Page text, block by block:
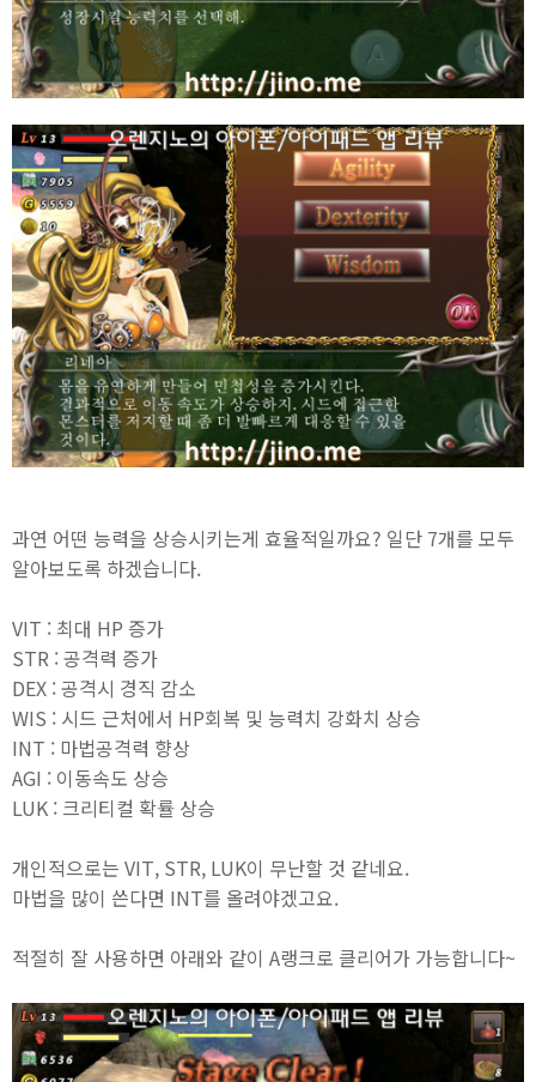
과연 어떤 능력을 상승시키는게 효율적일까요? 일단 7개를 모두
알아보도록 하겠습니다.
VIT : 최대 HP 증가
STR : 공격력 증가
DEX : 공격시 경직 감소
WIS : 시드 근처에서 HP회복 및 능력치 강화치 상승
INT : 마법공격력 향상
AGI : 이동속도 상승
LUK : 크리티컬 확률 상승
개인적으로는 VIT, STR, LUK이 무난할 것 같네요.
마법을 많이 쓴다면 INT를 올려야겠고요.
적절히 잘 사용하면 아래와 같이 A랭크로 클리어가 가능합니다~